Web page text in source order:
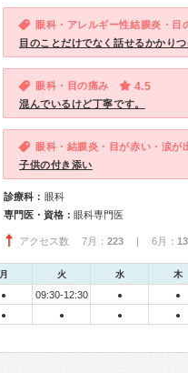
眼科・アレルギー性結膜炎・目
目のことだけでなく話せるかかり
眼科・目の痛み 4.5
混んでいるけど丁寧です。
眼科・結膜炎・目が赤い・涙が
子供の付き添い
診療科： 眼科
専門医・資格： 眼科専門医
アクセス数 7月： 223 | 6月：
月 火 水 木
● 09:30-12:30 ● ●
● ● ● ●